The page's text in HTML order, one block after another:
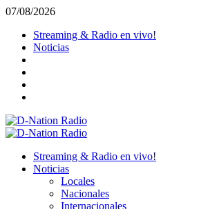
Saltar
contenido
07/08/2026
Streaming & Radio en vivo!
Noticias
Menú
Streaming & Radio en vivo!
Noticias
Locales
Nacionales
Internacionales